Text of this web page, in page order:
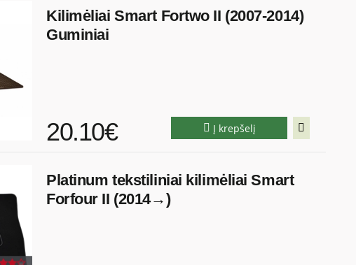
Kilimėliai Smart Fortwo II (2007-2014)
Guminiai
20.10€ Į krepšelį
Platinum tekstiliniai kilimėliai Smart
Forfour II (2014→)